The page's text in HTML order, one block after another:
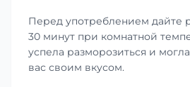
Перед употреблением дайте
30 минут при комнатной
успела разморозиться и
вас своим вкусом.